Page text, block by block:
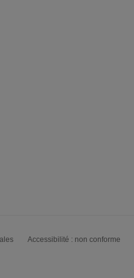
Accessibilité : non conforme